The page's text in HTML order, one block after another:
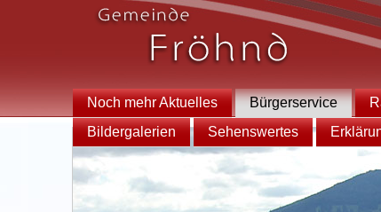
Noch mehr Aktuelles Bürgerservice
Bildergalerien
Sehenswertes